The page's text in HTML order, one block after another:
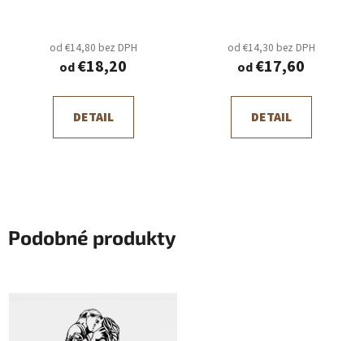
od €14,80 bez DPH
od€18,20
DETAIL
od €14,30 bez DPH
od€17,60
DETAIL
Podobné produkty